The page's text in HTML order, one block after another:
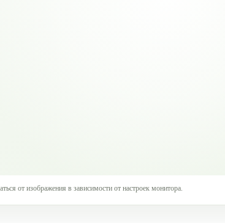
от изображения в зависимости от настроек монитора.